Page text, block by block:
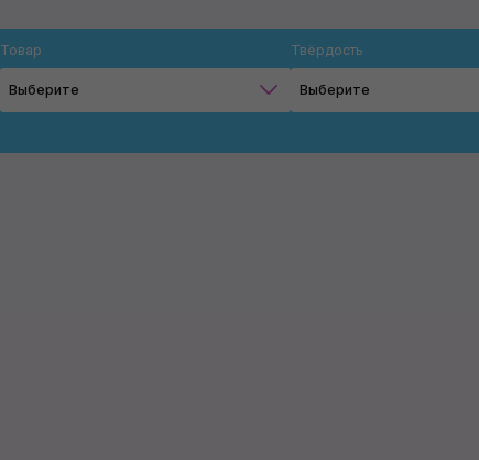
Товар
Выберите
Твёрдость
Выберите